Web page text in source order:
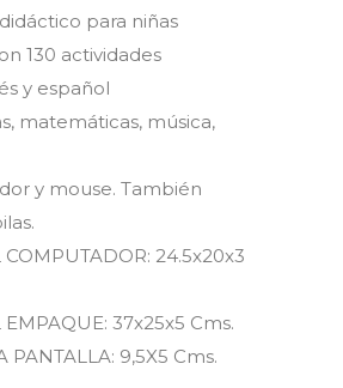
para niñas
130 actividades
y español
matemáticas, música,
y mouse. También
24.5x20x3
37x25x5 Cms.
PANTALLA: 9,5X5 Cms.